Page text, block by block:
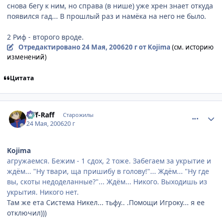
снова бегу к ним, но справа (в нише) уже хрен знает откуда
появился гад... В прошлый раз и намёка на него не было.
2 Риф - второго вроде.
Отредактировано24 Мая, 200620 гот Kojima (см. историю
изменений)
Цитата
Riff-Raff Старожилы
24 Мая, 200620 г
Kojima
агружаемся. Бежим - 1 сдох, 2 тоже. Забегаем за укрытие и
ждём... "Ну твари, ща пришибу в голову!"... Ждём... "Ну где
вы, скоты недоделанные?"... Ждём... Никого. Выходишь из
укрытия. Никого нет.
Там же ета Система Никел... тьфу.. .Помощи Игроку... я ее
отключил)))